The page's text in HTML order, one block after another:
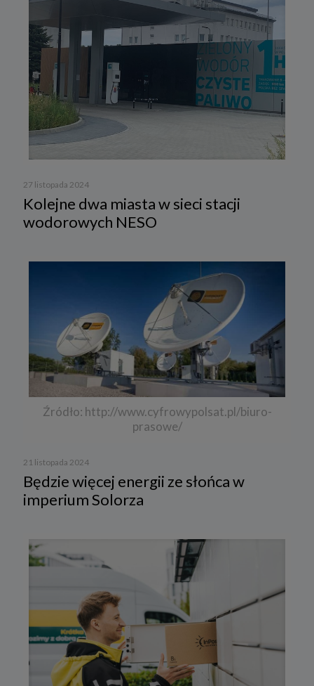
27 listopada 2024
Kolejne dwa miasta w sieci stacji
wodorowych NESO
Źródło: http://www.cyfrowypolsat.pl/biuro-
prasowe/
21 listopada 2024
Będzie więcej energii ze słońca w
imperium Solorza